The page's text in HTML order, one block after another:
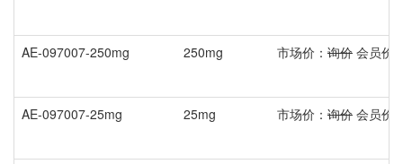
AE-097007-250mg 250mg 市场价： 询价 会员价
AE-097007-25mg 25mg 市场价： 询价 会员价